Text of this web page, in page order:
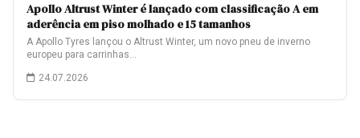
Apollo Altrust Winter é lançado com classificação A em
aderência em piso molhado e 15 tamanhos
A Apollo Tyres lançou o Altrust Winter, um novo pneu de inverno
europeu para carrinhas…
24.07.2026